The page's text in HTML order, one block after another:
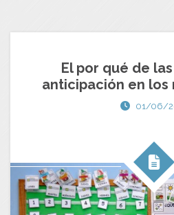
El por qué de
anticipación en los
01/06/